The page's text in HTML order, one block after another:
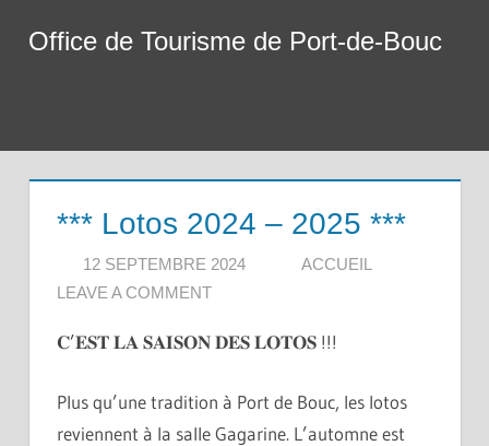
Office de Tourisme de Port-de-Bouc
*** Lotos 2024 – 2025 ***
12 SEPTEMBRE 2024
ACCUEIL
LEAVE A COMMENT
𝐂’𝐄𝐒𝐓 𝐋𝐀 𝐒𝐀𝐈𝐒𝐎𝐍 𝐃𝐄𝐒 𝐋𝐎𝐓𝐎𝐒 !!!
Plus qu’une tradition à Port de Bouc, les lotos
reviennent à la salle Gagarine. L’automne est